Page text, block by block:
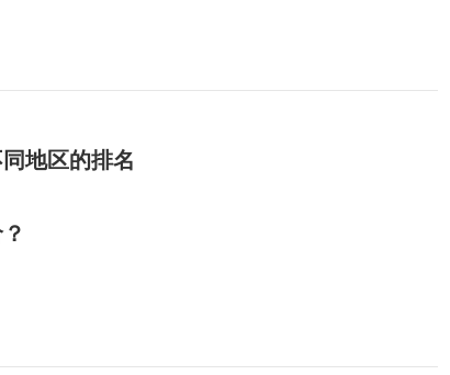
地区的排名